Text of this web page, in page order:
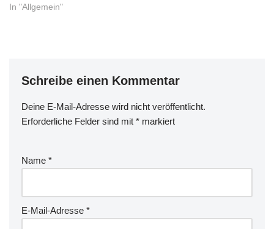
interessant sind, aber im
denn ich hab ja eigentlich
In "Allgemein"
Schreibe einen Kommentar
Deine E-Mail-Adresse wird nicht veröffentlicht.
Erforderliche Felder sind mit * markiert
Name *
E-Mail-Adresse *